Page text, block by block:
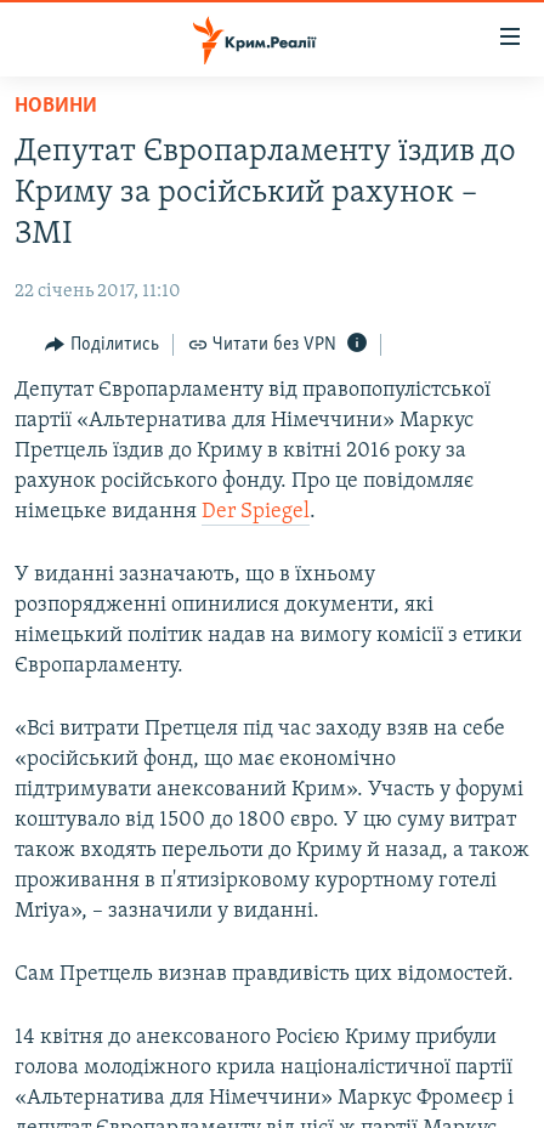
Перейти
основного
матеріалу
Перейти
до
основної
Перейти
пошуку
ВОДА.КРИМ
ВІДЕО ТА ФОТО
БЛОГИ
ПОГЛЯД
ІНТЕРВ'Ю
ВСЕ ЗА ДЕНЬ
СПЕЦПРОЕКТИ
ДЕПОРТАЦІЯ
ВІДЕОУРОКИ «ELIFBE»
СВІДЧЕННЯ ОКУПАЦІЇ
ЯК ОБІЙТИ БЛОКУВАННЯ
Русский
Qırımtatar
Усі сайти RFE/RL
НОВИНИ
Депутат Європарламенту їздив до
Криму за російський рахунок –
ЗМІ
22 січень 2017, 11:10
Поділитись Читати без VPN
Депутат Європарламенту від правопопулістської
партії «Альтернатива для Німеччини» Маркус
Претцель їздив до Криму в квітні 2016 року за
рахунок російського фонду. Про це повідомляє
німецьке видання Der Spiegel.
У виданні зазначають, що в їхньому
розпорядженні опинилися документи, які
німецький політик надав на вимогу комісії з етики
Європарламенту.
«Всі витрати Претцеля під час заходу взяв на себе
«російський фонд, що має економічно
підтримувати анексований Крим». Участь у форумі
коштувало від 1500 до 1800 євро. У цю суму витрат
також входять перельоти до Криму й назад, а також
проживання в п'ятизірковому курортному готелі
Mriya», – зазначили у виданні.
Сам Претцель визнав правдивість цих відомостей.
14 квітня до анексованого Росією Криму прибули
голова молодіжного крила націоналістичної партії
«Альтернатива для Німеччини» Маркус Фромеєр і